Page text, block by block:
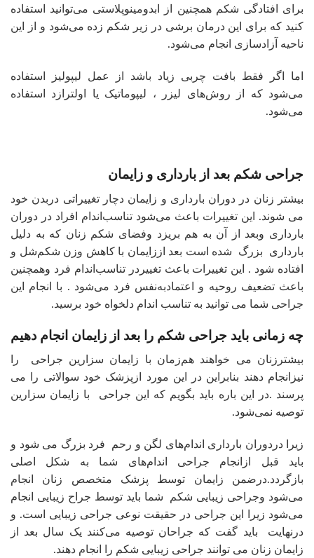
برای افتادگی شکم همچنین از ابدومینوپلاستی می‌توانید استفاده
کنید که برای این درمان برشی در زیر شکم زده می‌شود و از این
ناحیه آزادسازی انجام می‌شود.
اما اگر فقط بافت چربی زیاد باشد از عمل لیپولیز استفاده
می‌شود که از روش‌های لیزر ، لیپوماتیک یا اولترازد استفاده
می‌شود.
جراحی شکم بعد از بارداری و زایمان
بیشتر زنان در دوران بارداری و زایمان دچار تغییراتی دربدن خود
می شوند. این تغییرات باعث می‌شود تناسب‌اندام افراد در دوران
بارداری وبعد از آن به هم بریزد وفضای شکم زنان که به دلیل
بارداری بزرگ شده است بعد اززایمان با کاهش وزن شکم‌شل و
افتاده ‌شود . این تغییرات باعث تغییردر تناسب‌اندام فرد وهمچنین
باعث تضعیف روحیه و اعتمادبه‌نفس فرد می‌شود . با انجام این
جراحی شما می توانید به تناسب اندام دلخواه خود برسید.
چه زمانی باید جراحی شکم را بعد از زایمان انجام دهیم
بیشترزنان می خواهند هم‌زمان با زایمان سزارین جراحی را
نیزانجام دهند بنابراین در این مورد ازپزشک خود سوالاتی را می
پرسند .در این باره باید بگویم که این جراحی با زایمان سزارین
توصیه نمی‌شود.
زیرا دردوران بارداری اندام‌های لگن و رحم فرد بزرگ‌ می شود و
باید قبل ازانجام جراحی اندام‌های شما به شکل اصلی
بازگردد.درضمن زایمان توسط پزشک متخصص زنان انجام
می‌شود وجراحی زیبایی شکم شما باید توسط جراح زیبایی انجام
می‌شود زیرا این جراحی در حقیقت نوعی جراحی زیبایی است. و
درنهایت باید گفت که جراحان توصیه می‌کنند یک سال بعد از
زایمان زنان می توانند جراحی زیبایی شکم را انجام دهند.